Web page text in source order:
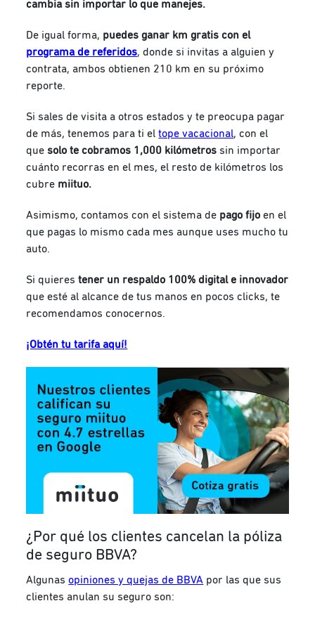
cambia sin importar lo que manejes.
De igual forma, puedes ganar km gratis con el
programa de referidos, donde si invitas a alguien y
contrata, ambos obtienen 210 km en su próximo
reporte.
Si sales de visita a otros estados y te preocupa pagar
de más, tenemos para ti eltope vacacional, con el
que solo te cobramos 1,000 kilómetros sin importar
cuánto recorras en el mes, el resto de kilómetros los
cubre miituo.
Asimismo, contamos con el sistema de pago fijoen el
que pagas lo mismo cada mes aunque uses mucho tu
auto.
Si quieres tener un respaldo 100% digital e innovador
que esté al alcance de tus manos en pocos clicks, te
recomendamos conocernos.
¡Obtén tu tarifa aquí!
¿Por qué los clientes cancelan la póliza
de seguro BBVA?
Algunasopiniones y quejas de BBVA por las que sus
clientes anulan su seguro son: